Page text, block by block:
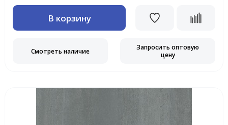
В корзину
Смотреть наличие
Запросить оптовую
цену